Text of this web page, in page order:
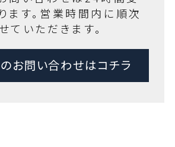
ます。営業時間内に順次
ていただきます。
お問い合わせはコチラ